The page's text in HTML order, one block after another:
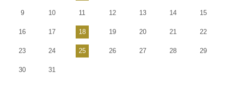
9 10 11 12 13 14 15
16 17 18 19 20 21 22
23 24 25 26 27 28 29
30 31